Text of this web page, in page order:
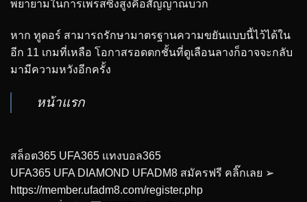
พยายามในการเพรสซิ่งสูงคือสัญญาณบวก
หาก ทูดอร์ สามารถรักษามาตรฐานความขยันแบบนี้ไว้ได้ใน
อีก 11 เกมที่เหลือ โอกาสรอดตกชั้นที่ดูเลือนลางก็อาจจะกลับ
มามีความหวังอีกครั้ง
หน้าแรก
สล็อต365 UFA365 แทงบอล365
UFA365 UFA DIAMOND UFADM8 สมัครฟรี คลิ๊กเลย ➢
https://member.ufadm8.com/register.php